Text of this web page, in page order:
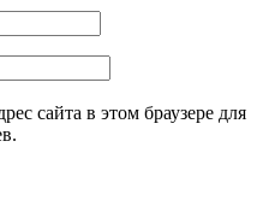
сайта в этом браузере для